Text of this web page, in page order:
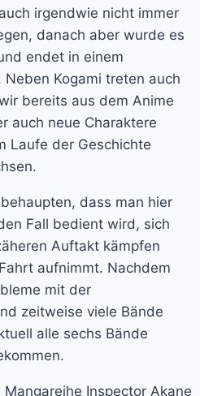
irgendwie nicht immer
danach aber wurde es
endet in einem
Kogami treten auch
bereits aus dem Anime
auch neue Charaktere
Laufe der Geschichte
dass man hier
Fall bedient wird, sich
Auftakt kämpfen
aufnimmt. Nachdem
mit der
zeitweise viele Bände
alle sechs Bände
Inspector Akane